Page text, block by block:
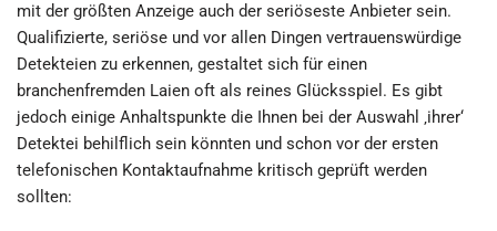
mit der größten Anzeige auch der seriöseste Anbieter sein.
Qualifizierte, seriöse und vor allen Dingen vertrauenswürdige
Detekteien zu erkennen, gestaltet sich für einen
branchenfremden Laien oft als reines Glücksspiel. Es gibt
jedoch einige Anhaltspunkte die Ihnen bei der Auswahl ‚ihrer‘
Detektei behilflich sein könnten und schon vor der ersten
telefonischen Kontaktaufnahme kritisch geprüft werden
sollten: